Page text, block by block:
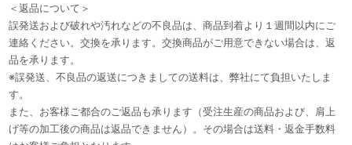
＜返品について＞
誤発送および破れや汚れなどの不良品は、商品到着より１週間以内にご
連絡ください。交換を承ります。交換商品がご用意できない場合は、返
品を承ります。
※誤発送、不良品の返送につきましての送料は、弊社にて負担いたしま
す。
また、お客様ご都合のご返品も承ります（受注生産の商品および、肩上
げ等の加工後の商品は返品できません）。その場合は送料・返金手数料